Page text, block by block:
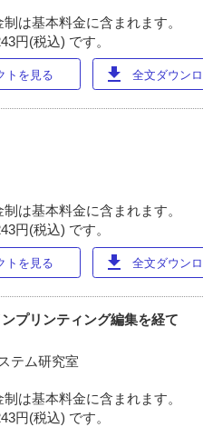
は基本料金に含まれます。
円(税込) です。
トを見る download 全文ダウン
は基本料金に含まれます。
円(税込) です。
トを見る download 全文ダウン
プリンティング編集を経て
テム研究室
は基本料金に含まれます。
円(税込) です。